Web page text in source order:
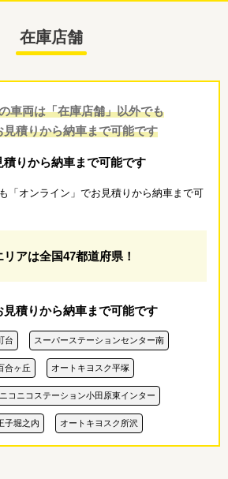
在庫店舗
車両は「在庫店舗」以外でも
見積りから納車まで可能です
りから納車まで可能です
「オンライン」でお見積りから納車まで可
リアは全国47都道府県！
積りから納車まで可能です
台 スーパーステーションセンター南
合ヶ丘 オートキヨスク平塚
ニコニコステーション小田原東インター
子堀之内 オートキヨスク所沢